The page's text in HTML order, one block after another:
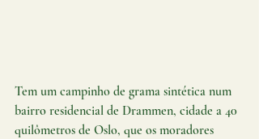
Tem um campinho de grama sintética num
bairro residencial de Drammen, cidade a 40
quilômetros de Oslo, que os moradores